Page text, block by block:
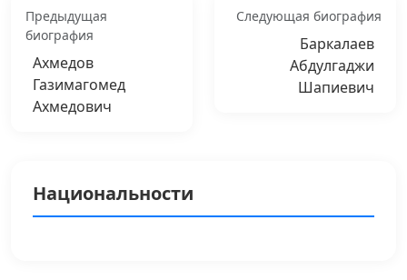
Предыдущая
биография
Ахмедов
Газимагомед
Ахмедович
Следующая биография
Баркалаев
Абдулгаджи
Шапиевич
Национальности